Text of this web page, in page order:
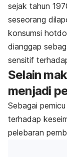
sejak tahun
seseorang
konsumsi
dianggap
sensitif
Selain
menjadi
Sebagai
terhadap
pelebaran